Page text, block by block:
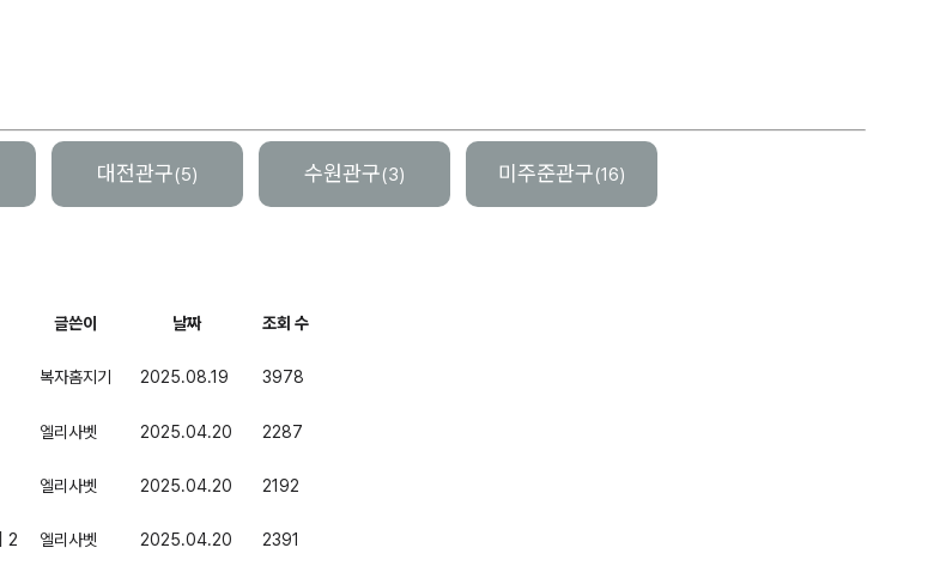
대전관구(5) 수원관구(3) 미주준관구(16)
글쓴이 날짜 조회 수
복자홈지기 2025.08.19 3978
엘리사벳 2025.04.20 2287
엘리사벳 2025.04.20 2192
2 엘리사벳 2025.04.20 2391